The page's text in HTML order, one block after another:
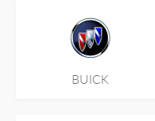
BUICK